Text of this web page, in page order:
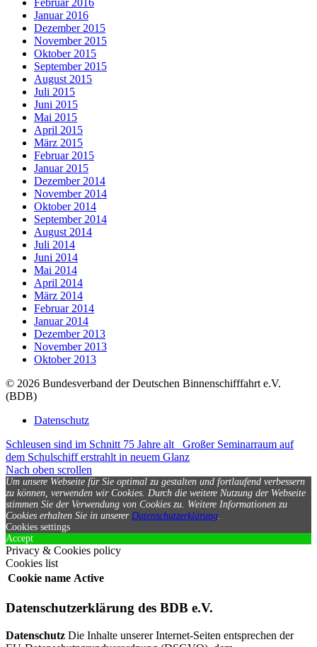
Februar 2016
Januar 2016
Dezember 2015
November 2015
Oktober 2015
September 2015
August 2015
Juli 2015
Juni 2015
Mai 2015
April 2015
März 2015
Februar 2015
Januar 2015
Dezember 2014
November 2014
Oktober 2014
September 2014
August 2014
Juli 2014
Juni 2014
Mai 2014
April 2014
März 2014
Februar 2014
Januar 2014
Dezember 2013
November 2013
Oktober 2013
© 2026 Bundesverband der Deutschen Binnenschifffahrt e.V.
(BDB)
Datenschutz
Schleusen sind im Schnitt 75 Jahre alt
Großer Seminarraum auf
dem Schulschiff erstrahlt in neuem Glanz
Nach oben scrollen
Um unsere Webseite für Sie optimal zu gestalten und fortlaufend verbessern
zu können, verwenden wir Cookies. Durch die weitere Nutzung der Webseite
stimmen Sie der Verwendung von Cookies zu. Weitere Informationen zu
Cookies erhalten Sie in unserer Datenschutzerklärung.
Cookies settings
Accept
Privacy & Cookies policy
Cookies list
Cookie name Active
Datenschutzerklärung des BDB e.V.
Datenschutz Die Inhalte unserer Internet-Seiten entsprechen der